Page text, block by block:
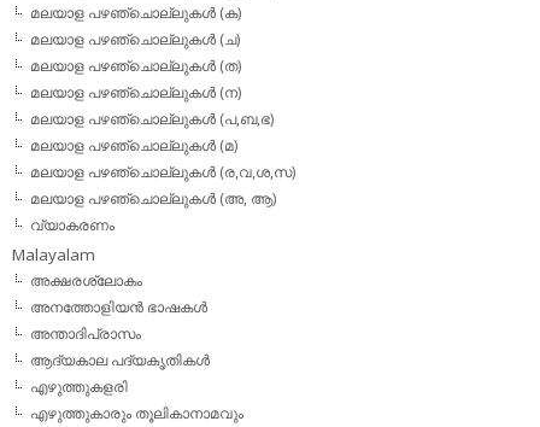
മലയാള പഴഞ്ചൊല്ലുകള്‍ (ക)
മലയാള പഴഞ്ചൊല്ലുകള്‍ (ച)
മലയാള പഴഞ്ചൊല്ലുകള്‍ (ത)
മലയാള പഴഞ്ചൊല്ലുകള്‍ (ന)
മലയാള പഴഞ്ചൊല്ലുകള്‍ (പ,ബ,ഭ)
മലയാള പഴഞ്ചൊല്ലുകള്‍ (മ)
മലയാള പഴഞ്ചൊല്ലുകള്‍ (ര,വ,ശ,സ)
മലയാള പഴഞ്ചൊല്ലുകൾ (അ, ആ)
വ്യാകരണം
Malayalam
അക്ഷരശ്ലോകം
അനത്തോളിയന്‍ ഭാഷകള്‍
അന്താദിപ്രാസം
ആദ്യകാല പദ്യകൃതികള്‍
എഴുത്തുകളരി
എഴുത്തുകാരും തൂലികാനാമവും